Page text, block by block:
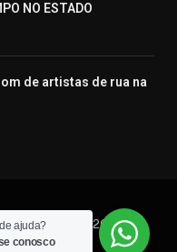
NO ESTADO
de artistas de rua na
Brasil © 2026 Todos
95552.6792
ajuda?
conosco